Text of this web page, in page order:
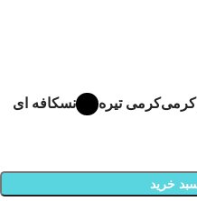
کرمیکرمی تیره نسکافه ای
خرید